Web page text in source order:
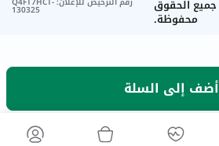
أضف إلى السلة
جميع الحقوق
محفوظة. 130325